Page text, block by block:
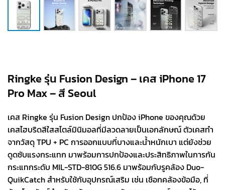
Ringke รุ่น Fusion Design – เคส iPhone 17
Pro Max – สี Seoul
เคส Ringke รุ่น Fusion Design ปกป้อง iPhone ของคุณด้วย
เคสไฮบริดสีใสสไตล์มินิมอลที่มีลวดลายเป็นเอกลักษณ์ ตัวเคสทำ
จากวัสดุ TPU + PC การออกแบบที่บางและน้ำหนักเบา แต่ยังช่วย
ดูดซับแรงกระแทก มาพร้อมการปกป้องและประสิทธิภาพในการกัน
กระแทกระดับ MIL-STD-810G 516.6 มาพร้อมกับรูคล้อง Duo-
QuikCatch สำหรับใช้กับอุปกรณ์เสริม เช่น เชือกคล้องข้อมือ, ที่